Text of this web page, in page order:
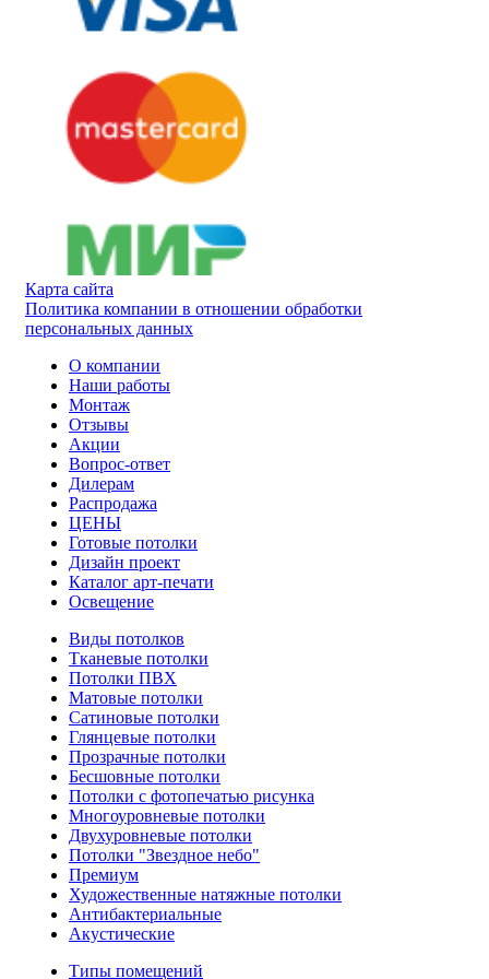
Карта сайта
Политика компании в отношении обработки
персональных данных
О компании
Наши работы
Монтаж
Отзывы
Акции
Вопрос-ответ
Дилерам
Распродажа
ЦЕНЫ
Готовые потолки
Дизайн проект
Каталог арт-печати
Освещение
Виды потолков
Тканевые потолки
Потолки ПВХ
Матовые потолки
Сатиновые потолки
Глянцевые потолки
Прозрачные потолки
Бесшовные потолки
Потолки с фотопечатью рисунка
Многоуровневые потолки
Двухуровневые потолки
Потолки "Звездное небо"
Премиум
Художественные натяжные потолки
Антибактериальные
Акустические
Типы помещений